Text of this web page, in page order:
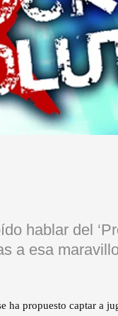
hablar del
a esa
ha propuesto captar a